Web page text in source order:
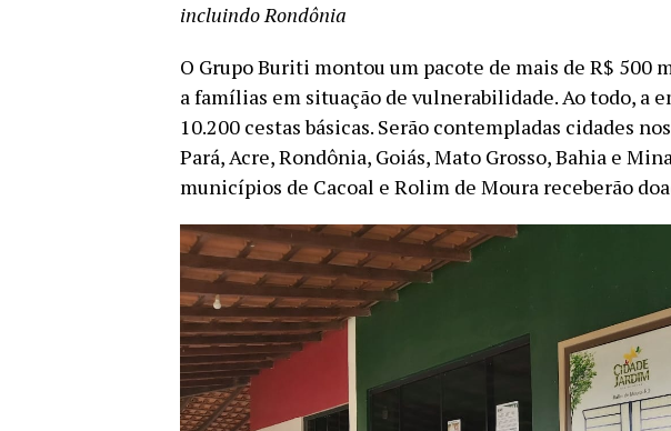
incluindo Rondônia
O Grupo Buriti montou um pacote de mais de R$ 500
a famílias em situação de vulnerabilidade. Ao todo, a
10.200 cestas básicas. Serão contempladas cidades
Pará, Acre, Rondônia, Goiás, Mato Grosso, Bahia e
municípios de Cacoal e Rolim de Moura receberão